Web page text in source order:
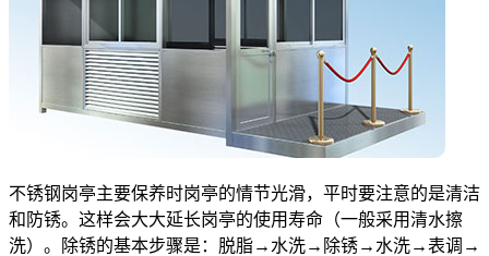
不锈钢岗亭主要保养时岗亭的情节光滑，平时要注意的是清洁
和防锈。这样会大大延长岗亭的使用寿命（一般采用清水擦
洗）。除锈的基本步骤是：脱脂→水洗→除锈→水洗→表调→